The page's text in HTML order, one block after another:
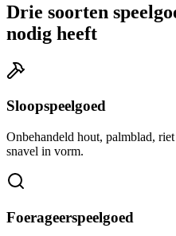
Drie soorten
nodig heeft
Sloopspeelgoed
Onbehandeld hout, palmblad,
snavel in vorm.
Foerageerspeelgoed